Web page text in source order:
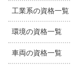
工業系の資格一覧
環境の資格一覧
車両の資格一覧